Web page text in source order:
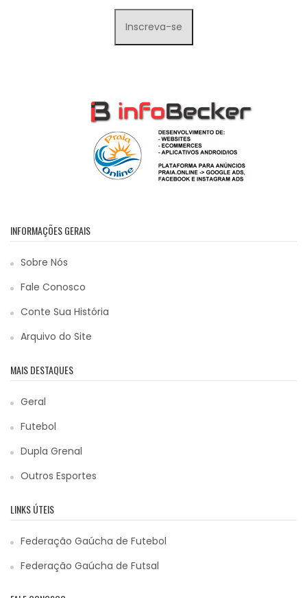
INFORMAÇÕES GERAIS
Sobre Nós
Fale Conosco
Conte Sua História
Arquivo do Site
MAIS DESTAQUES
Geral
Futebol
Dupla Grenal
Outros Esportes
LINKS ÚTEIS
Federação Gaúcha de Futebol
Federação Gaúcha de Futsal